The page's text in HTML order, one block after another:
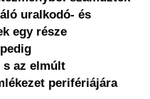
uralkodó- és
egy része
s az elmúlt
perifériájára